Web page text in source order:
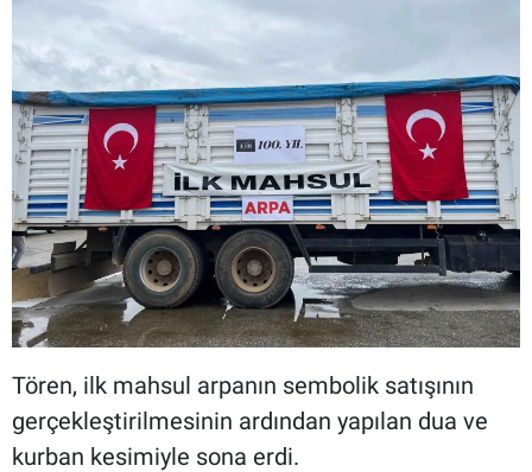
Tören, ilk mahsul arpanın sembolik satışının
gerçekleştirilmesinin ardından yapılan dua ve
kurban kesimiyle sona erdi.